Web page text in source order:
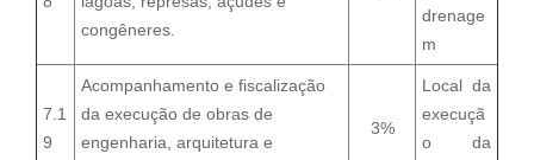
congêneres.
drenage
m
7.1
9
Acompanhamento e fiscalização
da execução de obras de
engenharia, arquitetura e
3%
Local da
execuçã
o da